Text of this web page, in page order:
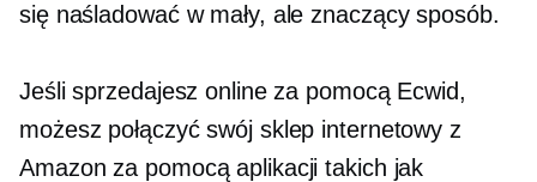
się naśladować w mały, ale znaczący sposób.
Jeśli sprzedajesz online za pomocą Ecwid,
możesz połączyć swój sklep internetowy z
Amazon za pomocą aplikacji takich jak